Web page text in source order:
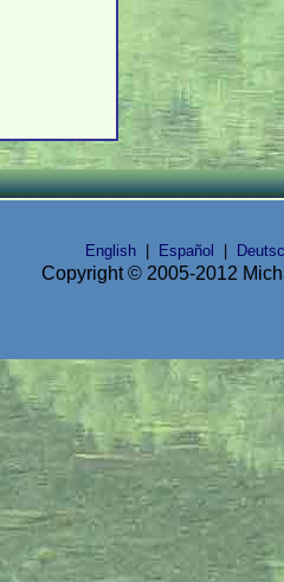
English Español
Copyright © 2005-2012